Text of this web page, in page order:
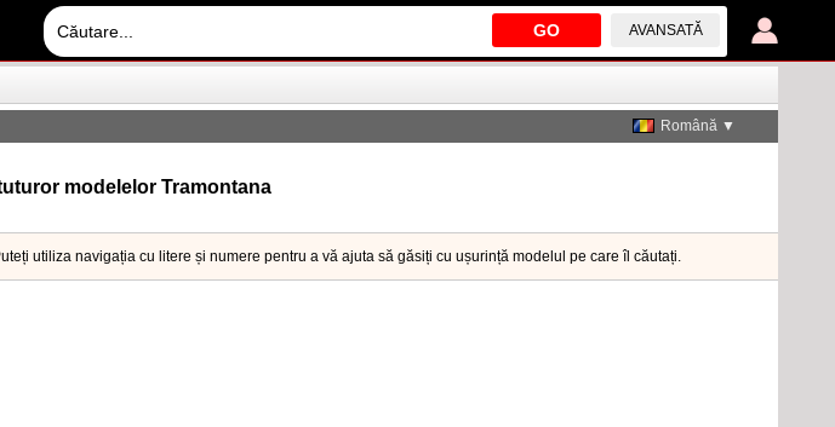
GO AVANSATĂ
Română ▼
modelelor Tramontana
utiliza navigația cu litere și numere pentru a vă ajuta să găsiți cu ușurință modelul pe care îl căutați.